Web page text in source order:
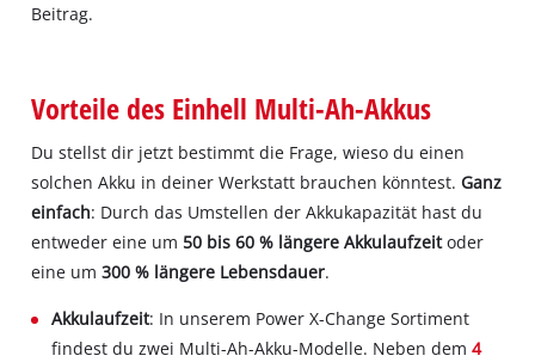
Beitrag.
Vorteile des Einhell Multi-Ah-Akkus
Du stellst dir jetzt bestimmt die Frage, wieso du einen
solchen Akku in deiner Werkstatt brauchen könntest.Ganz
einfach: Durch das Umstellen der Akkukapazität hast du
entweder eine um 50 bis 60 % längere Akkulaufzeitoder
eine um300 % längere Lebensdauer.
Akkulaufzeit: In unserem Power X-Change Sortiment
findest du zwei Multi-Ah-Akku-Modelle. Neben dem4